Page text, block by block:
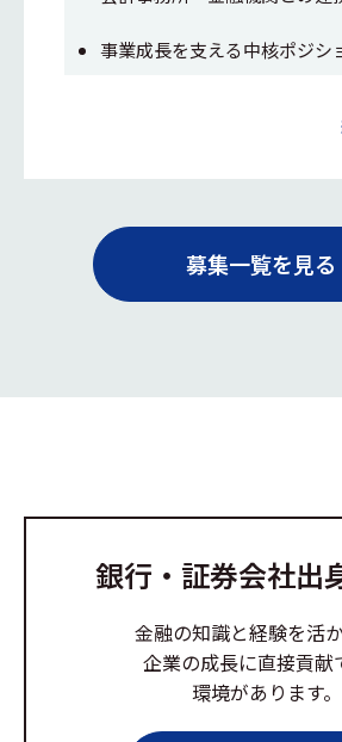
事業成長を支える中核ポジシ
募集一覧を見る
銀行・証券会社出
金融の知識と経験を活か
企業の成長に直接貢献
環境があります。